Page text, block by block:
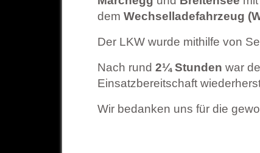
demWechselladefahrzeug
Der LKW wurde mithilfe von
Nach rund2¼ Stunden war
Einsatzbereitschaft
Wir bedanken uns für die